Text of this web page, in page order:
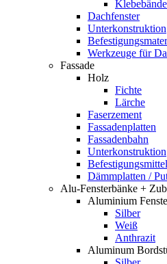
Dachfenster
Unterkonstruktion
Werkzeuge für
Fassade
Holz
Fichte
Lärche
Faserzement
Fassadenplatten
Fassadenbahn
Unterkonstruktion
Befestigungsmittel
Dämmplatten /
Alu-Fensterbänke +
Aluminium
Silber
Weiß
Anthrazit
Aluminum